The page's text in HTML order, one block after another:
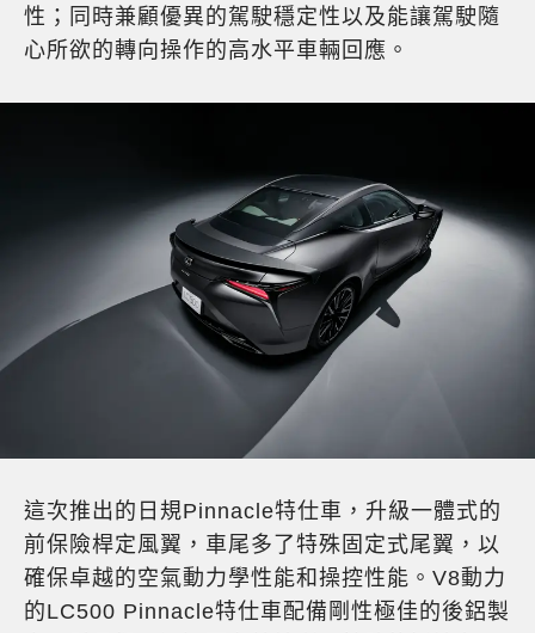
性；同時兼顧優異的駕駛穩定性以及能讓駕駛隨
心所欲的轉向操作的高水平車輛回應。
這次推出的日規Pinnacle特仕車，升級一體式的
前保險桿定風翼，車尾多了特殊固定式尾翼，以
確保卓越的空氣動力學性能和操控性能。V8動力
的LC500 Pinnacle特仕車配備剛性極佳的後鋁製